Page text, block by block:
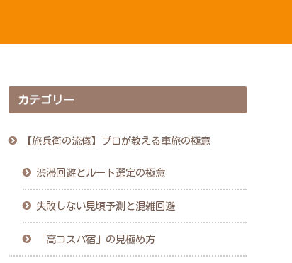
カテゴリー
【旅兵衛の流儀】プロが教える車旅の極意
渋滞回避とルート選定の極意
失敗しない見頃予測と混雑回避
「高コスパ宿」の見極め方